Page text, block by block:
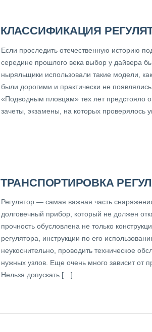
КЛАССИФИКАЦИЯ
Если проследить отечественную историю
середине прошлого века выбор у дайвера
ныряльщики использовали такие модели,
были дорогими и практически не
«Подводным пловцам» тех лет предстояло
зачеты, экзамены, на которых проверялось
ТРАНСПОРТИРОВКА
Регулятор — самая важная часть
долговечный прибор, который не должен
прочность обусловлена не только
регулятора, инструкции по его
неукоснительно, проводить техническое
нужных узлов. Еще очень много зависит от
Нельзя допускать […]